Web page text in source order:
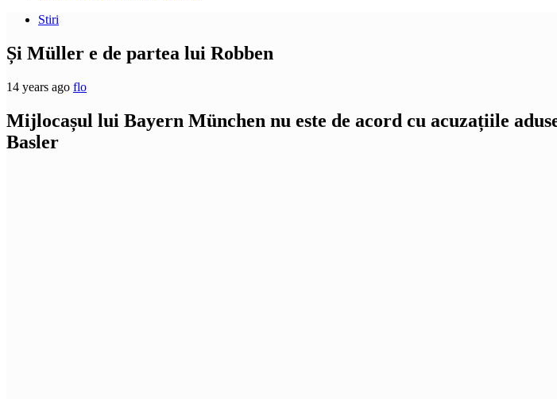
Stiri
Și Müller e de partea lui Robben
14 years ago flo
Mijlocașul lui Bayern München nu este de acord cu acuzațiile
Basler